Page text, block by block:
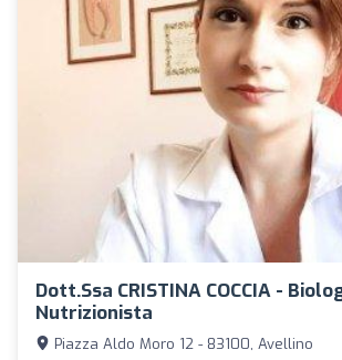
Dott.ssa CRISTINA COCCIA -
Nutrizionista
Piazza Aldo Moro 12 - 83100, Avellino